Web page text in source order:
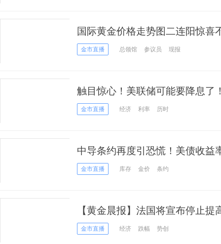
国际黄金价格走势图二连阳惊喜
录曝光沙特王储再添罪证！
金市直播 总领馆 参议员 现报
触目惊心！美联储可能要降息了
机！
金市直播 经济 利率 历时
中导条约再度引恐慌！美债收益
新高
金市直播 库存 金价 条约
【黄金晨报】法国将宣布停止
黄金走势再刷新高
金市直播 经济 跌幅 势创